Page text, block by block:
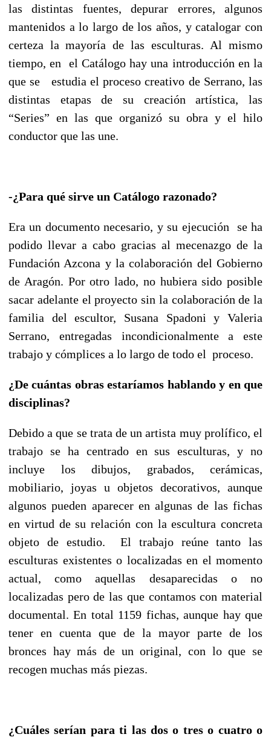
las distintas fuentes, depurar errores, algunos
mantenidos a lo largo de los años, y catalogar con
certeza la mayoría de las esculturas. Al mismo
tiempo, en el Catálogo hay una introducción en la
que se estudia el proceso creativo de Serrano, las
distintas etapas de su creación artística, las
“Series” en las que organizó su obra y el hilo
conductor que las une.
-¿Para qué sirve un Catálogo razonado?
Era un documento necesario, y su ejecución se ha
podido llevar a cabo gracias al mecenazgo de la
Fundación Azcona y la colaboración del Gobierno
de Aragón. Por otro lado, no hubiera sido posible
sacar adelante el proyecto sin la colaboración de la
familia del escultor, Susana Spadoni y Valeria
Serrano, entregadas incondicionalmente a este
trabajo y cómplices a lo largo de todo el proceso.
¿De cuántas obras estaríamos hablando y en que
disciplinas?
Debido a que se trata de un artista muy prolífico, el
trabajo se ha centrado en sus esculturas, y no
incluye los dibujos, grabados, cerámicas,
mobiliario, joyas u objetos decorativos, aunque
algunos pueden aparecer en algunas de las fichas
en virtud de su relación con la escultura concreta
objeto de estudio. El trabajo reúne tanto las
esculturas existentes o localizadas en el momento
actual, como aquellas desaparecidas o no
localizadas pero de las que contamos con material
documental. En total 1159 fichas, aunque hay que
tener en cuenta que de la mayor parte de los
bronces hay más de un original, con lo que se
recogen muchas más piezas.
¿Cuáles serían para ti las dos o tres o cuatro o